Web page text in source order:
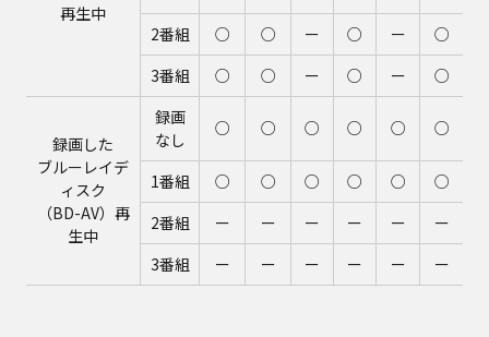
再生中
2番組
○ ○ ー ○ ー
○
3番組
○ ○ ー ○ ー ○
録画した
ブルーレイデ
ィスク
（BD-AV）再
生中
録画
なし
○ ○ ○ ○ ○ ○
1番組 ○ ○ ○ ○ ○
○
2番組
ー ー ー ー ー
ー
3番組
ー ー ー ー ー ー